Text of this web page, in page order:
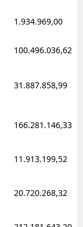
1.934.969,00
100.496.036,62
31.887.858,99
166.281.146,33
11.913.199,52
20.720.268,32